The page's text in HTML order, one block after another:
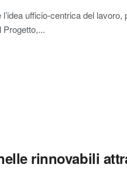
ufficio-centrica del
Progetto,...
rinnovabili